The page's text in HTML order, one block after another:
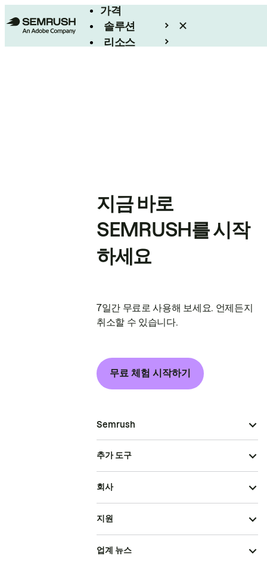
가격
솔루션
리소스
지금 바로
SEMRUSH를 시작
하세요
7일간 무료로 사용해 보세요. 언제든지
취소할 수 있습니다.
무료 체험 시작하기
Semrush
추가 도구
회사
지원
업계 뉴스